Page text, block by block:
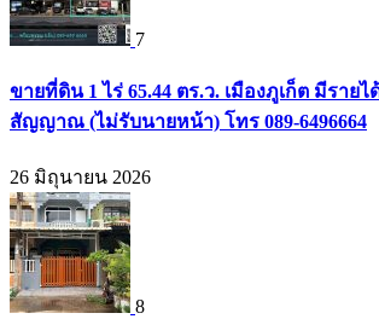
7
ขายที่ดิน 1 ไร่ 65.44 ตร.ว. เมืองภูเก็ต มีรายไ
สัญญาณ (ไม่รับนายหน้า) โทร 089-6496664
26 มิถุนายน 2026
8